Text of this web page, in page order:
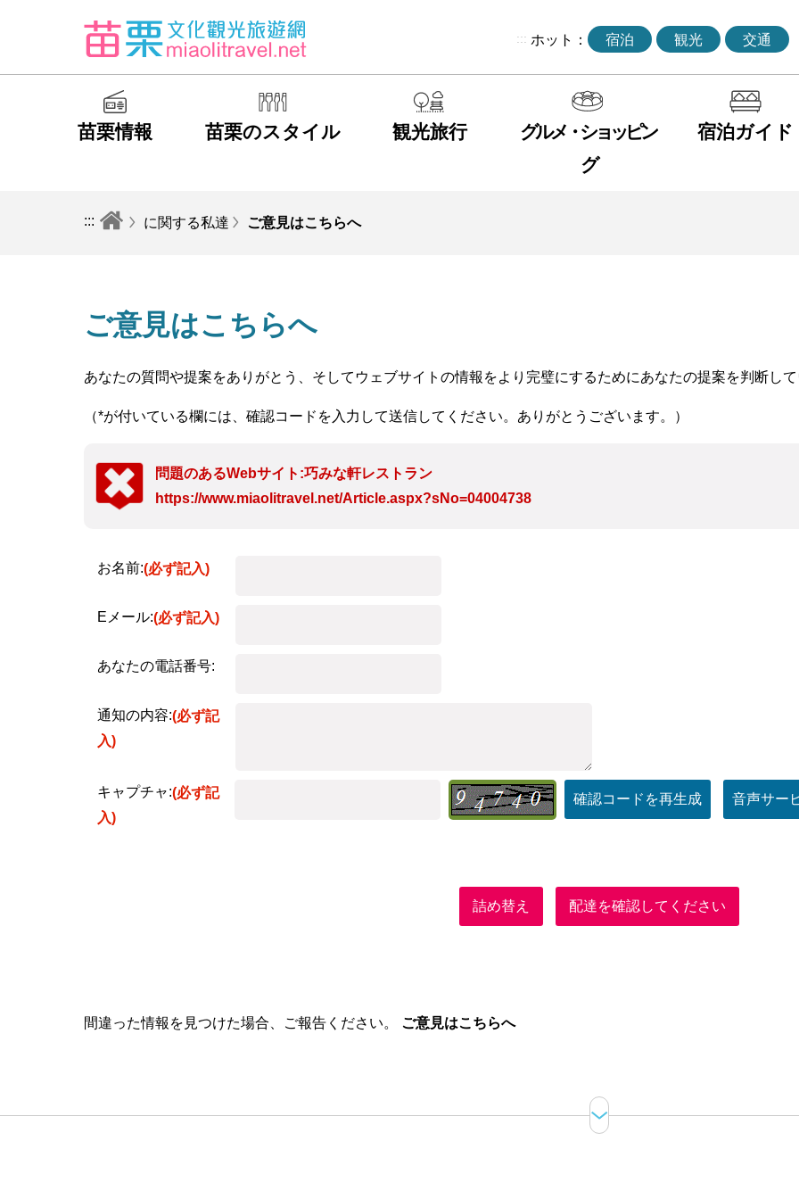
::: ホット： 宿泊 観光 交通
苗栗情報 苗栗のスタイル 観光旅行
グルメ・ショッピン
グ
宿泊ガイド
::: に関する私達 ご意見はこちらへ
ご意見はこちらへ
あなたの質問や提案をありがとう、そしてウェブサイトの情報をより完璧にするためにあなたの提案を判断し
（*が付いている欄には、確認コードを入力して送信してください。ありがとうございます。）
問題のあるWebサイト:巧みな軒レストラン
https://www.miaolitravel.net/Article.aspx?sNo=04004738
お名前:(必ず記入)
Eメール:(必ず記入)
あなたの電話番号:
通知の内容:(必ず記
入)
キャプチャ:(必ず記
入)
確認コードを再生成 音声サー
詰め替え 配達を確認してください
間違った情報を見つけた場合、ご報告ください。 ご意見はこちらへ